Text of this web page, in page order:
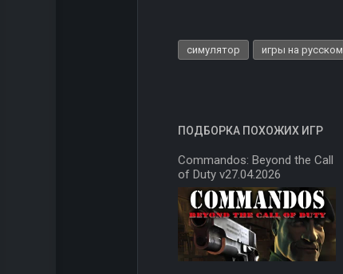
симулятор игры на русском
ПОДБОРКА ПОХОЖИХ ИГР
Commandos: Beyond the Call
of Duty v27.04.2026